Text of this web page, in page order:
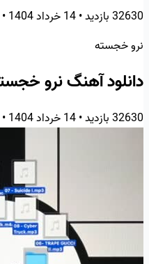
32630 بازدید
•14 خرداد 1404 •
نرو خجسته
دانلود آهنگ نرو
32630 بازدید •14 خرداد 1404 •